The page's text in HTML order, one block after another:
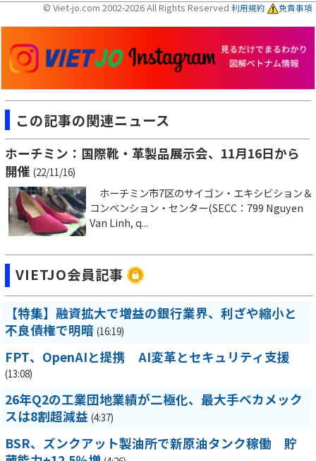
© Viet-jo.com 2002-2026 All Rights Reserved 利用規約 免責事項
この記事の関連ニュース
ホーチミン：国際靴・革製品展示会、11月16日から
開催 (22/11/16)
ホーチミン市7区のサイゴン・エキシビション＆
コンベンション・センター(SECC：799 Nguyen
Van Linh, q...
VIETJO会員記事
【特集】融資拡大で増益の銀行業界、利ざや縮小と
不良債権で明暗 (16:19)
FPT、OpenAIと提携 AI変革とセキュリティ支援
(13:08)
26年Q2の工業団地業績が二極化、最大手ベカメック
スは8割超減益 (4:37)
BSR、ズンクアット製油所で新原油タンク稼働 貯